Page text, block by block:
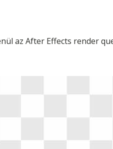
az After Effects render